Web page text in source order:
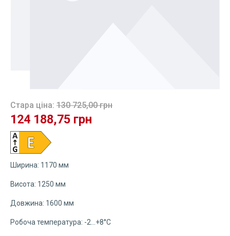
Стара ціна: 130 725,00 грн
124 188,75 грн
Ширина: 1170 мм
Висота: 1250 мм
Довжина: 1600 мм
Робоча температура: -2...+8°C